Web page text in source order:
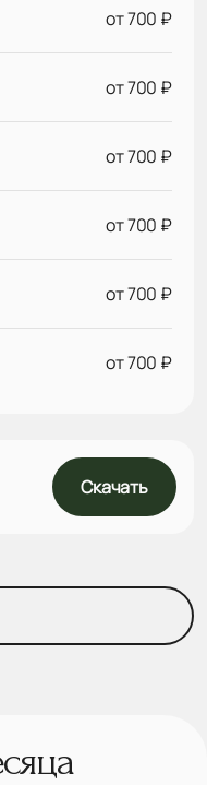
от 700 ₽
от 700 ₽
от 700 ₽
от 700 ₽
от 700 ₽
от 700 ₽
Скачать